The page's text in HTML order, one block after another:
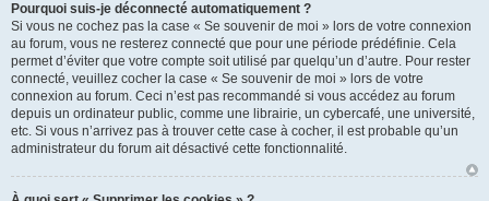
Pourquoi suis-je déconnecté automatiquement ?
Si vous ne cochez pas la case « Se souvenir de moi » lors de votre connexion
au forum, vous ne resterez connecté que pour une période prédéfinie. Cela
permet d’éviter que votre compte soit utilisé par quelqu’un d’autre. Pour rester
connecté, veuillez cocher la case « Se souvenir de moi » lors de votre
connexion au forum. Ceci n’est pas recommandé si vous accédez au forum
depuis un ordinateur public, comme une librairie, un cybercafé, une université,
etc. Si vous n’arrivez pas à trouver cette case à cocher, il est probable qu’un
administrateur du forum ait désactivé cette fonctionnalité.